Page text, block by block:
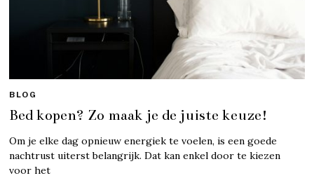
BLOG
Bed kopen? Zo maak je de juiste keuze!
Om je elke dag opnieuw energiek te voelen, is een goede
nachtrust uiterst belangrijk. Dat kan enkel door te kiezen
voor het